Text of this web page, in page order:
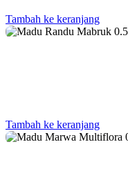
Tambah ke keranjang
Tambah ke keranjang